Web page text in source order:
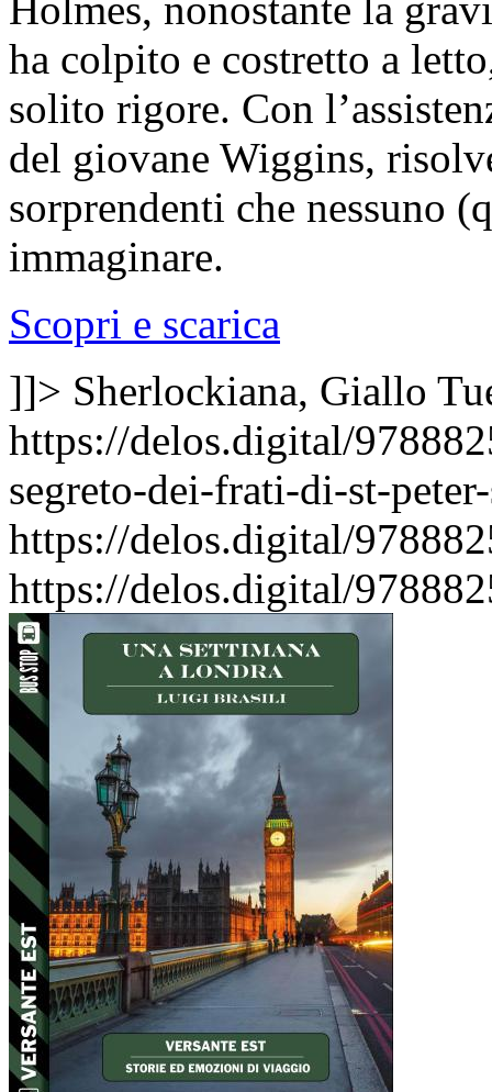
Holmes, nonostante la
ha colpito e costretto a
solito rigore. Con
del giovane Wiggins,
sorprendenti che nessuno
immaginare.
Scopri e scarica
]]> Sherlockiana, Giallo
https://delos.digital/
segreto-dei-frati-di-st-
https://delos.digital/
https://delos.digital/